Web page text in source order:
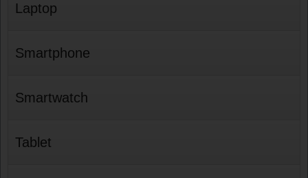
Laptop
Smartphone
Smartwatch
Tablet